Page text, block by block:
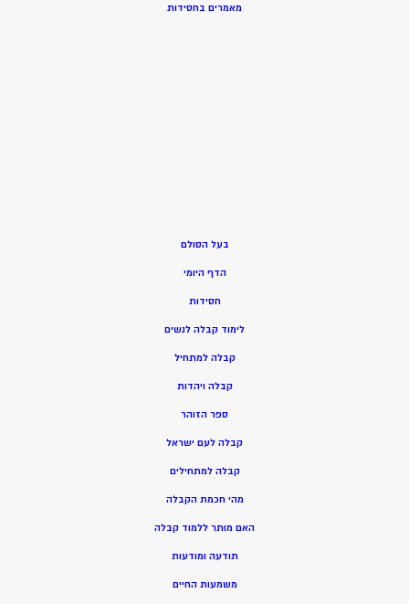
מאמרים בחסידות
בעל הסולם
הדף היומי
חסידות
לימוד קבלה לנשים
קבלה למתחיל
קבלה ויהדות
ספר הזוהר
קבלה לעם ישראל
קבלה למתחילים
מהי חכמת הקבלה
האם מותר ללמוד קבלה
תודעה ומודעות
משמעות החיים